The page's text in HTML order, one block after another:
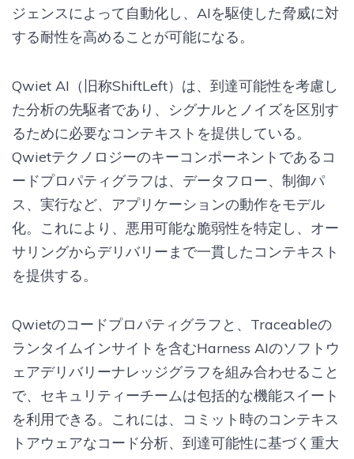
ジェンスによって自動化し、AIを駆使した脅威に対
する耐性を高めることが可能になる。
Qwiet AI（旧称ShiftLeft）は、到達可能性を考慮し
た分析の先駆者であり、シグナルとノイズを区別す
るために必要なコンテキストを提供している。
Qwietテクノロジーのキーコンポーネントであるコ
ードプロパティグラフは、データフロー、制御パ
ス、実行など、アプリケーションの動作をモデル
化。これにより、悪用可能な脆弱性を特定し、オー
サリングからデリバリーまで一貫したコンテキスト
を提供する。
Qwietのコードプロパティグラフと、Traceableの
ランタイムインサイトを含むHarness AIのソフトウ
ェアデリバリーナレッジグラフを組み合わせること
で、セキュリティーチームは包括的な機能スイート
を利用できる。これには、コミット時のコンテキス
トアウェアなコード分析、到達可能性に基づく重大